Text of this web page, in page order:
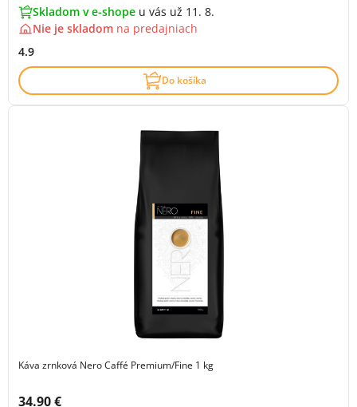
Skladom v e-shope u vás už 11. 8.
Nie je skladom na predajniach
4.9
Do košíka
Káva zrnková Nero Caffé Premium/Fine 1 kg
Cena s DPH:
34.90 €